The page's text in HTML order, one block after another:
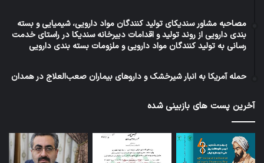
مصاحبه مشاور سندیکای تولید کنندگان مواد دارویی، شیمیایی و بسته
بندی دارویی از روند تولید و اقدامات دبیرخانه سندیکا در راستای خدمت
رسانی به تولید کنندگان مواد دارویی و ملزومات بسته بندی دارویی
حمله آمریکا به انبار شیرخشک و داروهای بیماران صعب‌العلاج در همدان
آخرین پست های بازبینی شده